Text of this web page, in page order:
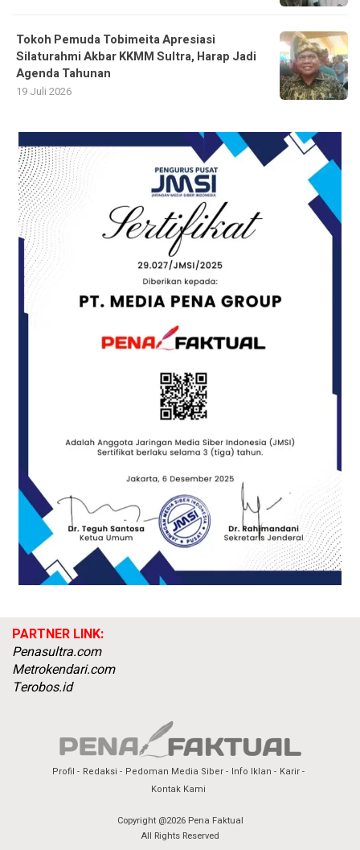
Tokoh Pemuda Tobimeita Apresiasi
Silaturahmi Akbar KKMM Sultra, Harap Jadi
Agenda Tahunan
19 Juli 2026
PARTNER LINK:
Penasultra.com
Metrokendari.com
Terobos.id
Profil Redaksi Pedoman Media Siber Info Iklan
Karir
Kontak Kami
Copyright @2026 Pena Faktual
All Rights Reserved